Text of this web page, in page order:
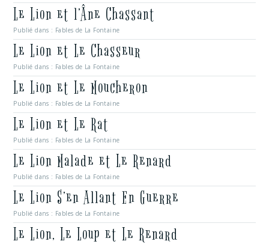
Le Lion et l’Âne Chassant
Publié dans : Fables de La Fontaine
Le Lion et Le Chasseur
Publié dans : Fables de La Fontaine
Le Lion et Le Moucheron
Publié dans : Fables de La Fontaine
Le Lion et Le Rat
Publié dans : Fables de La Fontaine
Le Lion Malade et Le Renard
Publié dans : Fables de La Fontaine
Le Lion S’en Allant En Guerre
Publié dans : Fables de La Fontaine
Le Lion, Le Loup et Le Renard